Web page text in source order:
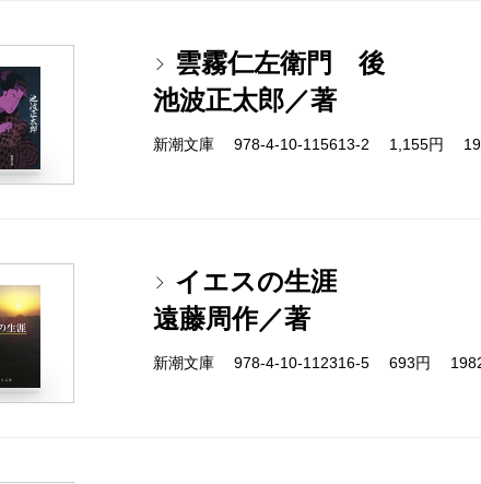
雲霧仁左衛門 後
池波正太郎／著
新潮文庫 978-4-10-115613-2 1,155円
イエスの生涯
遠藤周作／著
新潮文庫 978-4-10-112316-5 693円